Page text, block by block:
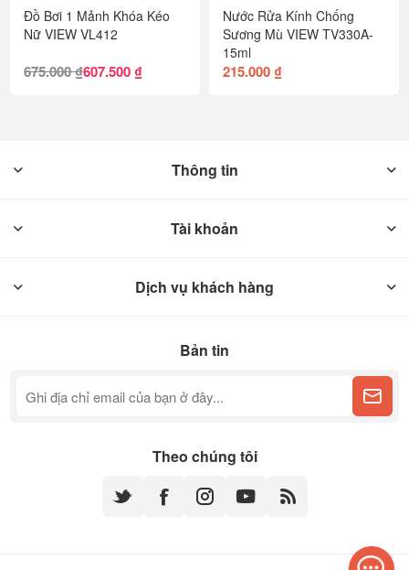
Đồ Bơi 1 Mảnh Khóa Kéo
Nữ VIEW VL412
675.000 ₫607.500 ₫
Nước Rửa Kính Chống
Sương Mù VIEW TV330A-
15ml
215.000 ₫
Thông tin
Tài khoản
Dịch vụ khách hàng
Bản tin
Theo chúng tôi